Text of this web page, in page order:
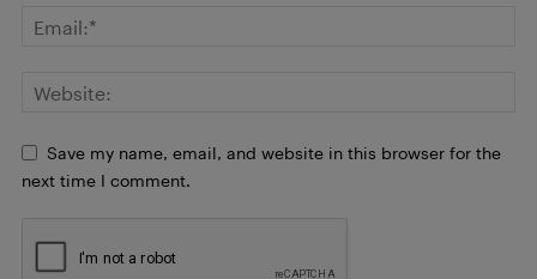
Save my name, email, and website in this browser for the
next time I comment.